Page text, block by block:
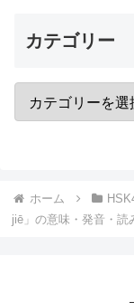
カテゴリー
ホーム
jiē」の意味・発音・読